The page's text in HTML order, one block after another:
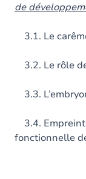
de
3.1. Le
3.2. Le rôle
3.3.
3.4.
fonctionnelle